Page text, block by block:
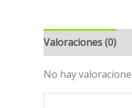
Valoraciones (0)
No hay